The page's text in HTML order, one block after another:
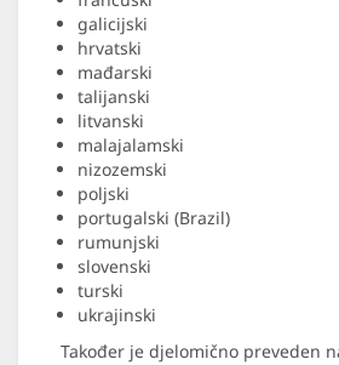
galicijski
hrvatski
mađarski
talijanski
litvanski
malajalamski
nizozemski
poljski
portugalski (Brazil)
rumunjski
slovenski
turski
ukrajinski
Također je djelomično preveden